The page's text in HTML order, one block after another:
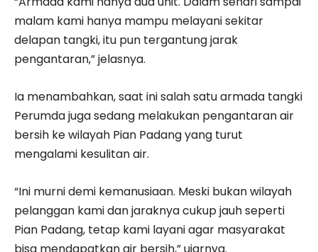
malam kami hanya mampu melayani sekitar
delapan tangki, itu pun tergantung jarak
pengantaran,” jelasnya.
Ia menambahkan, saat ini salah satu armada tangki
Perumda juga sedang melakukan pengantaran air
bersih ke wilayah Pian Padang yang turut
mengalami kesulitan air.
“Ini murni demi kemanusiaan. Meski bukan wilayah
pelanggan kami dan jaraknya cukup jauh seperti
Pian Padang, tetap kami layani agar masyarakat